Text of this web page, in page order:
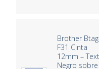
Brother
F31 Cinta
12mm –
Negro sobre